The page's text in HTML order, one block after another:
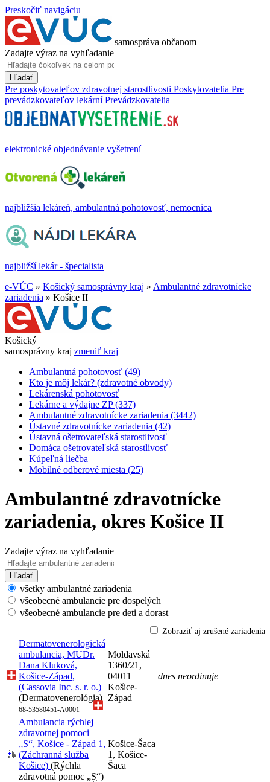
Preskočiť navigáciu
samospráva občanom
Zadajte výraz na vyhľadanie
Hľadať
Pre poskytovateľov zdravotnej starostlivosti Poskytovatelia Pre
prevádzkovateľov lekární Prevádzkovatelia
elektronické objednávanie vyšetrení
najbližšia lekáreň, ambulantná pohotovosť, nemocnica
najbližší lekár - špecialista
e-VÚC » Košický samosprávny kraj » Ambulantné zdravotnícke
zariadenia » Košice II
Košický
samosprávny kraj zmeniť kraj
Ambulantná pohotovosť (49)
Kto je môj lekár? (zdravotné obvody)
Lekárenská pohotovosť
Lekárne a výdajne ZP (337)
Ambulantné zdravotnícke zariadenia (3442)
Ústavné zdravotnícke zariadenia (42)
Ústavná ošetrovateľská starostlivosť
Domáca ošetrovateľská starostlivosť
Kúpeľná liečba
Mobilné odberové miesta (25)
Ambulantné zdravotnícke
zariadenia, okres Košice II
Zadajte výraz na vyhľadanie
Hľadať
všetky ambulantné zariadenia
všeobecné ambulancie pre dospelých
všeobecné ambulancie pre deti a dorast
Zobraziť aj zrušené zariadenia
Dermatovenerologická
ambulancia, MUDr.
Dana Kluková,
Košice-Západ,
(Cassovia Inc. s. r. o.)
(Dermatovenerológia)
68-53580451-A0001
Moldavská
1360/21,
04011
Košice-
Západ
dnes neordinuje
Ambulancia rýchlej
zdravotnej pomoci
„S“, Košice - Západ 1,
(Záchranná služba
Košice) (Rýchla
zdravotná pomoc „S“)
Košice-Šaca
1, Košice-
Šaca